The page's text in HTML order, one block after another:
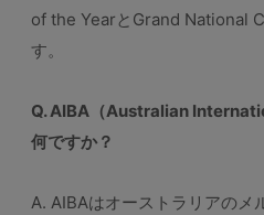
of the YearとGrand National
す。
Q. AIBA（Australian
何ですか？
A. AIBAはオーストラリアのメ